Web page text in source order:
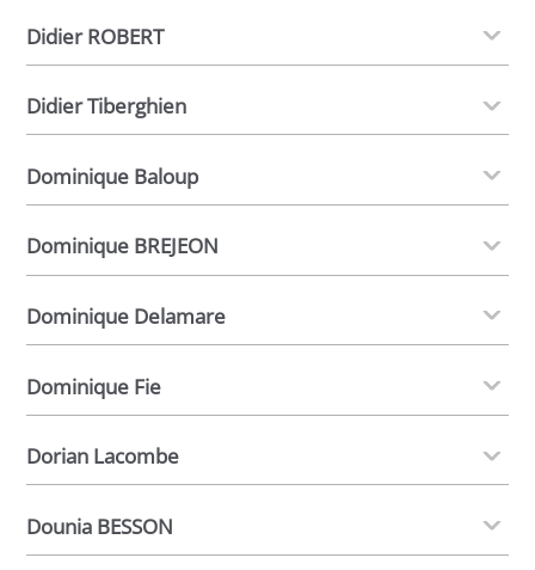
Didier ROBERT
Didier Tiberghien
Dominique Baloup
Dominique BREJEON
Dominique Delamare
Dominique Fie
Dorian Lacombe
Dounia BESSON